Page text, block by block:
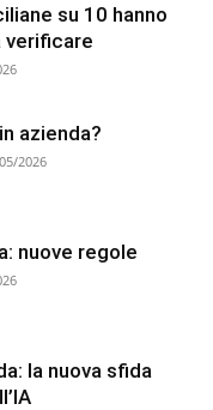
su 10 hanno
verificare
azienda?
2026
nuove regole
la nuova sfida